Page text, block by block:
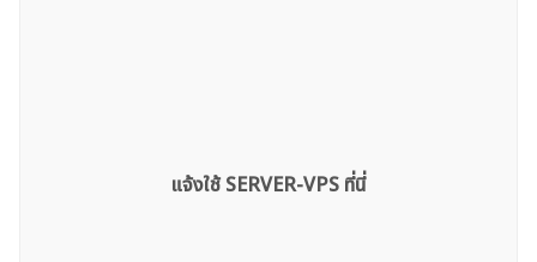
แจ้งใช้ SERVER-VPS ที่นี่